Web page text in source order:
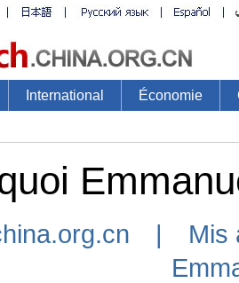
International Économie
|